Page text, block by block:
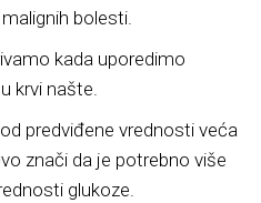
bolesti.
kada uporedimo
krvi našte.
predviđene vrednosti veća
znači da je potrebno više
glukoze.